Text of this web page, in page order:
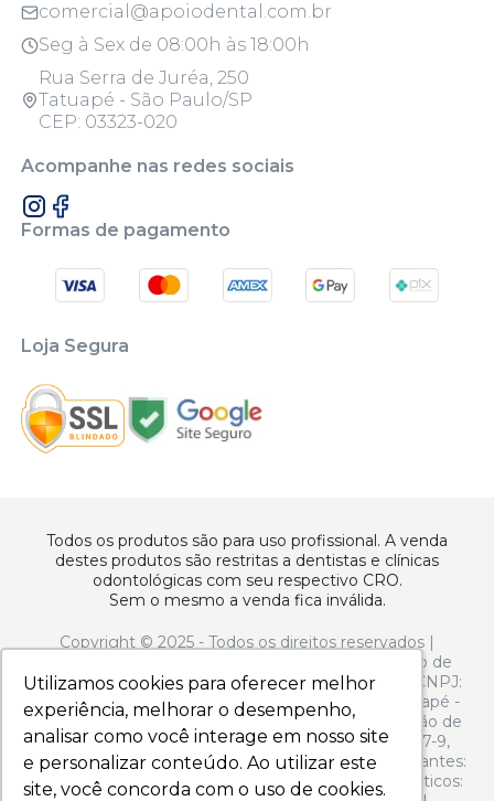
Utilizamos cookies para oferecer melhor
experiência, melhorar o desempenho,
analisar como você interage em nosso site
e personalizar conteúdo. Ao utilizar este
site, você concorda com o uso de cookies.
Utilizamos cookies para oferecer melhor
experiência, melhorar o desempenho,
analisar como você interage em nosso site
e personalizar conteúdo. Ao utilizar este
site, você concorda com o uso de cookies.
comercial@apoiodental.com.br
Seg à Sex de 08:00h às 18:00h
Rua Serra de Juréa, 250
Tatuapé - São Paulo/SP
CEP: 03323-020
Acompanhe nas redes sociais
Formas de pagamento
Loja Segura
Todos os produtos são para uso profissional. A venda
destes produtos são restritas a dentistas e clínicas
odontológicas com seu respectivo CRO.
Sem o mesmo a venda fica inválida.
Copyright © 2025 - Todos os direitos reservados |
www.apoiodental.com.br | Apoio Dental Comércio de
Produtos e Equipamentos Odontológicos LTDA | CNPJ:
10.925.214/0001-22 | Rua Serra de Juréa, 250 - Tatuapé -
São Paulo - SP - CEP 03323-020 | N° de Autorização de
Funcionamento ANVISA: - Medicamentos: 1.13.597-9,
Produtos para Saúde (Correlatos): 8.08.058-9, Saneantes:
3.04.973-2, Perfumes/Produtos de Higiene/Cosméticos: